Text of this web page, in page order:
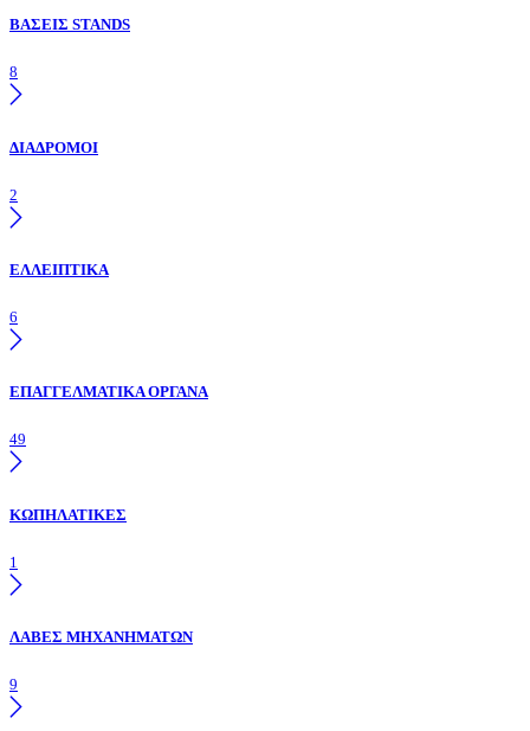
ΒΑΣΕΙΣ STANDS
8
ΔΙΑΔΡΟΜΟΙ
2
ΕΛΛΕΙΠΤΙΚΑ
6
ΕΠΑΓΓΕΛΜΑΤΙΚΑ ΟΡΓΑΝΑ
49
ΚΩΠΗΛΑΤΙΚΕΣ
1
ΛΑΒΕΣ ΜΗΧΑΝΗΜΑΤΩΝ
9